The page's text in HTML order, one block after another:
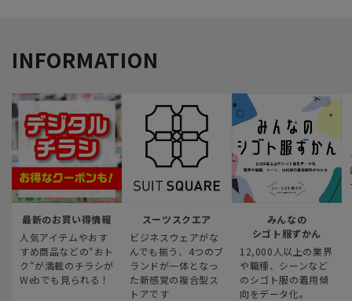
INFORMATION
最新のお買い得情報
人気アイテムやおす
すめ商品などの“おト
ク“が満載のチラシが
Webでも見られる！
スーツスクエア
ビジネスウェアがな
んでも揃う、4つのブ
ランドが一体となっ
た新感覚の複合型ス
トアです
みんなの
シゴト服ずかん
12,000人以上の業界
や職種、シーンなど
のシゴト服の着用傾
向をデータ化。